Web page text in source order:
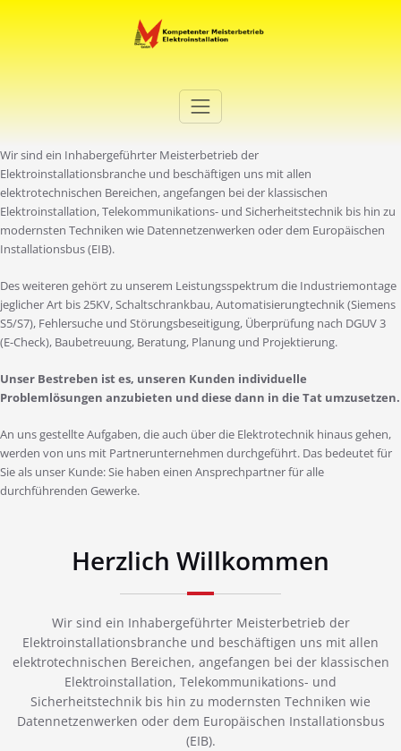
Elektro Martini
Wir sind ein Inhabergeführter Meisterbetrieb der
Elektroinstallationsbranche und beschäftigen uns mit allen
elektrotechnischen Bereichen, angefangen bei der klassischen
Elektroinstallation, Telekommunikations- und Sicherheitstechnik bis hin zu
modernsten Techniken wie Datennetzenwerken oder dem Europäischen
Installationsbus (EIB).
Des weiteren gehört zu unserem Leistungsspektrum die Industriemontage
jeglicher Art bis 25KV, Schaltschrankbau, Automatisierungtechnik (Siemens
S5/S7), Fehlersuche und Störungsbeseitigung, Überprüfung nach DGUV 3
(E-Check), Baubetreuung, Beratung, Planung und Projektierung.
Unser Bestreben ist es, unseren Kunden individuelle
Problemlösungen anzubieten und diese dann in die Tat umzusetzen.
An uns gestellte Aufgaben, die auch über die Elektrotechnik hinaus gehen,
werden von uns mit Partnerunternehmen durchgeführt. Das bedeutet für
Sie als unser Kunde: Sie haben einen Ansprechpartner für alle
durchführenden Gewerke.
Herzlich Willkommen
Wir sind ein Inhabergeführter Meisterbetrieb der
Elektroinstallationsbranche und beschäftigen uns mit allen
elektrotechnischen Bereichen, angefangen bei der klassischen
Elektroinstallation, Telekommunikations- und
Sicherheitstechnik bis hin zu modernsten Techniken wie
Datennetzenwerken oder dem Europäischen Installationsbus
(EIB).